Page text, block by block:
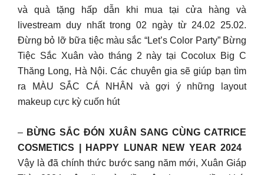
và quà tặng hấp dẫn khi mua tại cửa hàng và
livestream duy nhất trong 02 ngày từ 24.02 25.02.
Đừng bỏ lỡ bữa tiệc màu sắc “Let’s Color Party” Bừng
Tiệc Sắc Xuân vào tháng 2 này tại Cocolux Big C
Thăng Long, Hà Nội. Các chuyên gia sẽ giúp bạn tìm
ra MÀU SẮC CÁ NHÂN và gợi ý những layout
makeup cực kỳ cuốn hút
– BỪNG SẮC ĐÓN XUÂN SANG CÙNG CATRICE
COSMETICS | HAPPY LUNAR NEW YEAR 2024 ️
Vậy là đã chính thức bước sang năm mới, Xuân Giáp